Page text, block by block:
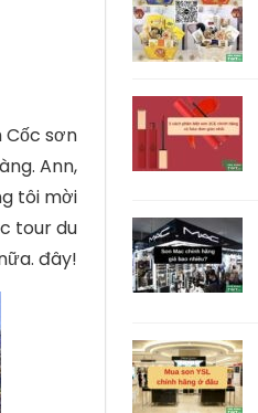
Cốc sơn
Ann,
tôi mời
tour du
đây!